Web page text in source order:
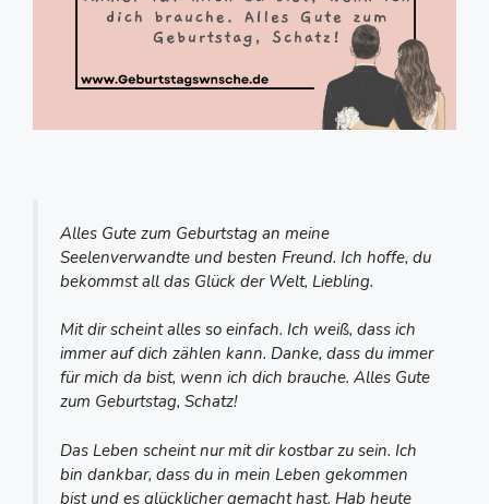
Alles Gute zum Geburtstag an meine
Seelenverwandte und besten Freund. Ich hoffe, du
bekommst all das Glück der Welt, Liebling.
Mit dir scheint alles so einfach. Ich weiß, dass ich
immer auf dich zählen kann. Danke, dass du immer
für mich da bist, wenn ich dich brauche. Alles Gute
zum Geburtstag, Schatz!
Das Leben scheint nur mit dir kostbar zu sein. Ich
bin dankbar, dass du in mein Leben gekommen
bist und es glücklicher gemacht hast. Hab heute